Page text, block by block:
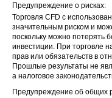
Предупреждение о рисках:
Торговля CFD с
значительным риском и
поскольку можно потерять
инвестиции. При торговле
прав или обязательств в
Прошлые результаты не
а налоговое
Предупреждение об общих